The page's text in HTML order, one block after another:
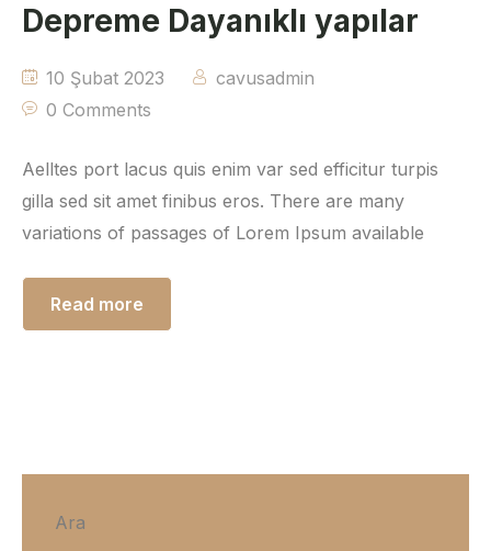
Depreme Dayanıklı yapılar
10 Şubat 2023
cavusadmin
0 Comments
Aelltes port lacus quis enim var sed efficitur turpis
gilla sed sit amet finibus eros. There are many
variations of passages of Lorem Ipsum available
Read more
Ara